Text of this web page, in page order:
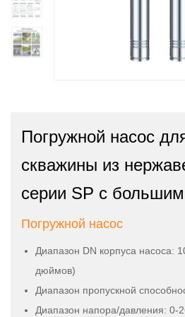
Погружной насос
скважины из
серии SP с
Погружной насос
Диапазон DN корпуса насоса:
дюймов)
Диапазон пропускной
Диапазон напора/давления: 0-